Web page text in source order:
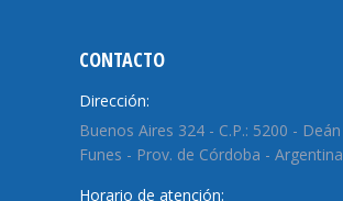
CONTACTO
Dirección:
Buenos Aires 324 - C.P.: 5200 - Deán
Funes - Prov. de Córdoba - Argentina
Horario de atención: